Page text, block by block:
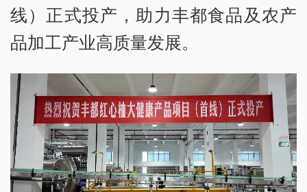
线）正式投产，助力丰都食品及农产
品加工产业高质量发展。